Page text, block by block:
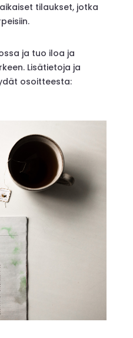
tilaukset, jotka
ja tuo iloa ja
Lisätietoja ja
osoitteesta: